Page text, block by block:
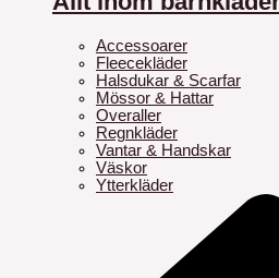
Accessoarer
Fleecekläder
Halsdukar & Scarfar
Mössor & Hattar
Overaller
Regnkläder
Vantar & Handskar
Väskor
Ytterkläder